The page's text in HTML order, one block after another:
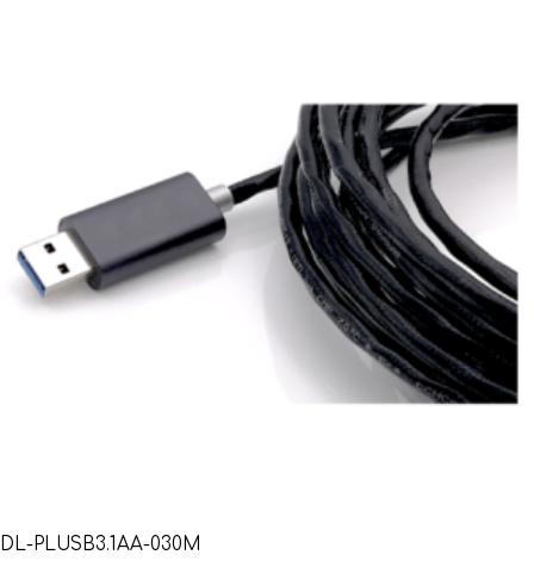
DL-PLUSB3.1AA-030M